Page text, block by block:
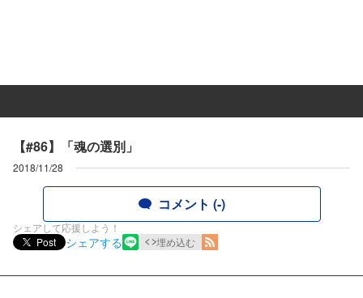
【#86】「魂の選別」
2018/11/28
コメント (-)
シェアして応援しよう！
Post
シェアする 埋め込む